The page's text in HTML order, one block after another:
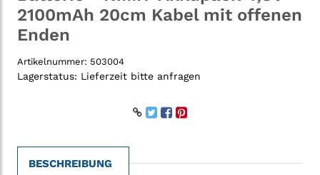
2100mAh 20cm Kabel mit offenen
Enden
Artikelnummer: 503004
Lagerstatus: Lieferzeit bitte anfragen
BESCHREIBUNG